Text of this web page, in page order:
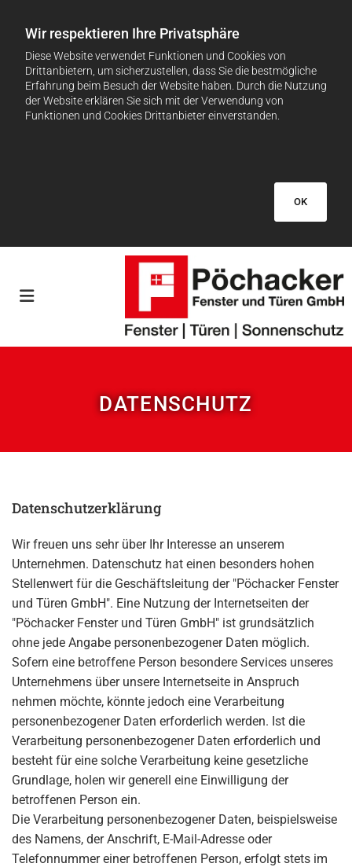
Wir respektieren Ihre Privatsphäre
Diese Website verwendet Funktionen und Cookies von
Drittanbietern, um sicherzustellen, dass Sie die bestmögliche
Erfahrung beim Besuch der Website haben. Durch die Nutzung
der Website erklären Sie sich mit der Verwendung von
Funktionen und Cookies Drittanbieter einverstanden.
OK
DATENSCHUTZ
Datenschutzerklärung
Wir freuen uns sehr über Ihr Interesse an unserem
Unternehmen. Datenschutz hat einen besonders hohen
Stellenwert für die Geschäftsleitung der "Pöchacker Fenster
und Türen GmbH". Eine Nutzung der Internetseiten der
"Pöchacker Fenster und Türen GmbH" ist grundsätzlich
ohne jede Angabe personenbezogener Daten möglich.
Sofern eine betroffene Person besondere Services unseres
Unternehmens über unsere Internetseite in Anspruch
nehmen möchte, könnte jedoch eine Verarbeitung
personenbezogener Daten erforderlich werden. Ist die
Verarbeitung personenbezogener Daten erforderlich und
besteht für eine solche Verarbeitung keine gesetzliche
Grundlage, holen wir generell eine Einwilligung der
betroffenen Person ein.
Die Verarbeitung personenbezogener Daten, beispielsweise
des Namens, der Anschrift, E-Mail-Adresse oder
Telefonnummer einer betroffenen Person, erfolgt stets im